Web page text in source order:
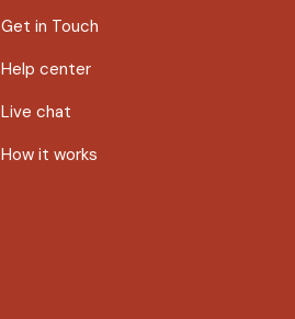
Get in Touch
Help center
Live chat
How it works